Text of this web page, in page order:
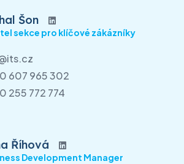
Šon
sekce pro klíčové zákázníky
607 965 302
255 772 774
Říhová
Development Manager